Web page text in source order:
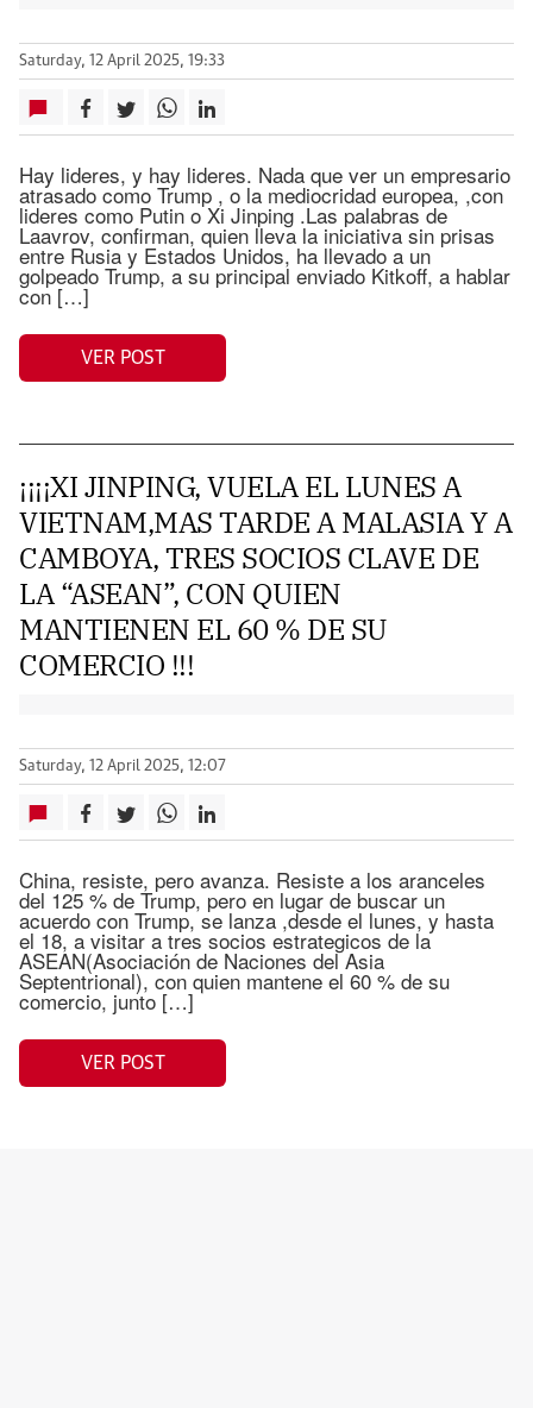
Saturday, 12 April 2025, 19:33
Hay lideres, y hay lideres. Nada que ver un empresario
atrasado como Trump , o la mediocridad europea, ,con
lideres como Putin o Xi Jinping .Las palabras de
Laavrov, confirman, quien lleva la iniciativa sin prisas
entre Rusia y Estados Unidos, ha llevado a un
golpeado Trump, a su principal enviado Kitkoff, a hablar
con […]
VER POST
¡¡¡¡XI JINPING, VUELA EL LUNES A
VIETNAM,MAS TARDE A MALASIA Y A
CAMBOYA, TRES SOCIOS CLAVE DE
LA “ASEAN”, CON QUIEN
MANTIENEN EL 60 % DE SU
COMERCIO !!!
Saturday, 12 April 2025, 12:07
China, resiste, pero avanza. Resiste a los aranceles
del 125 % de Trump, pero en lugar de buscar un
acuerdo con Trump, se lanza ,desde el lunes, y hasta
el 18, a visitar a tres socios estrategicos de la
ASEAN(Asociación de Naciones del Asia
Septentrional), con quien mantene el 60 % de su
comercio, junto […]
VER POST